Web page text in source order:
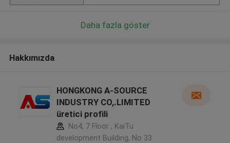
Daha fazla göster
Hakkımızda
HONGKONG A-SOURCE
INDUSTRY CO,.LIMITED
üretici profili
No4, 7 Floor , KaiTu
development Building, No 33